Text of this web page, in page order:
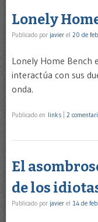
Lonely
Publicado por javier el 20 de
Lonely Home Bench
interactúa con sus
onda.
Publicado en links 2
El
de los
Publicado por javier el 14 de